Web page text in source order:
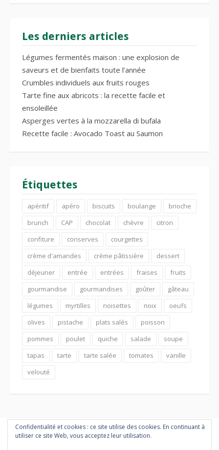
Les derniers articles
Légumes fermentés maison : une explosion de
saveurs et de bienfaits toute l’année
Crumbles individuels aux fruits rouges
Tarte fine aux abricots : la recette facile et
ensoleillée
Asperges vertes à la mozzarella di bufala
Recette facile : Avocado Toast au Saumon
Étiquettes
apéritif apéro biscuits boulange
brioche
brunch
CAP chocolat chèvre
citron
confiture
conserves
courgettes
crème d'amandes
crème pâtissière
dessert
déjeuner
entrée entrées fraises
fruits
gourmandise
gourmandises goûter
gâteau
légumes
myrtilles noisettes noix
oeufs
olives
pistache plats salés
poisson
pommes
poulet quiche salade
soupe
tapas
tarte tarte salée tomates
vanille
velouté
Confidentialité et cookies : ce site utilise des cookies. En continuant à
utiliser ce site Web, vous acceptez leur utilisation.